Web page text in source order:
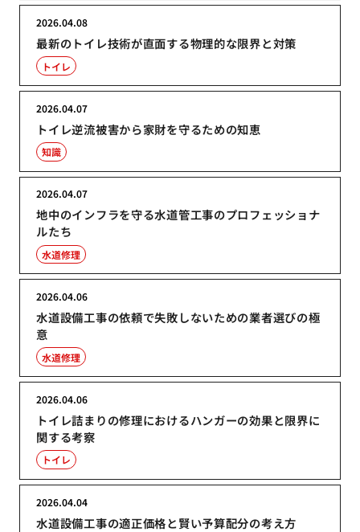
最新のトイレ技術が直面する物理的な限界と対策
2026.04.08
トイレ
トイレ逆流被害から家財を守るための知恵
2026.04.07
知識
地中のインフラを守る水道管工事のプロフェッショナ
ルたち
2026.04.07
水道修理
水道設備工事の依頼で失敗しないための業者選びの極
意
2026.04.06
水道修理
トイレ詰まりの修理におけるハンガーの効果と限界に
関する考察
2026.04.06
トイレ
水道設備工事の適正価格と賢い予算配分の考え方
2026.04.04